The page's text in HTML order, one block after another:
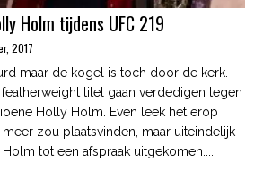
Holm tijdens UFC 219
2017
maar de kogel is toch door de kerk.
titel gaan verdedigen tegen
Holly Holm. Even leek het erop
zou plaatsvinden, maar uiteindelijk
tot een afspraak uitgekomen....